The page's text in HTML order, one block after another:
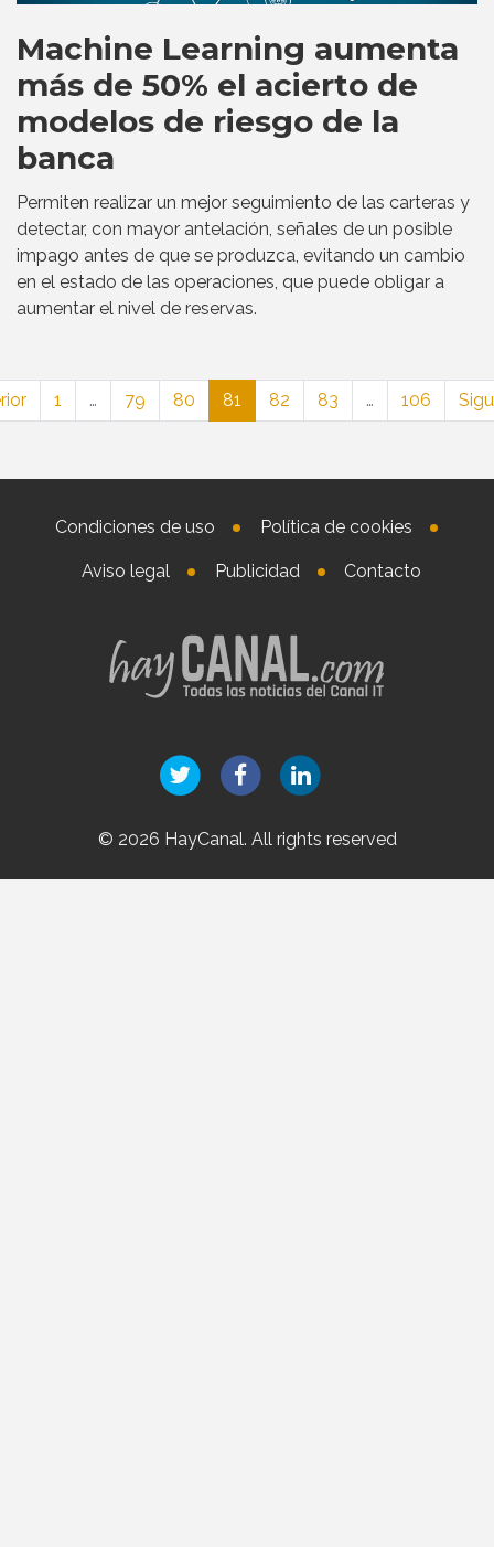
Machine Learning aumenta
más de 50% el acierto de
modelos de riesgo de la
banca
Permiten realizar un mejor seguimiento de las carteras y
detectar, con mayor antelación, señales de un posible
impago antes de que se produzca, evitando un cambio
en el estado de las operaciones, que puede obligar a
aumentar el nivel de reservas.
1 … 79 80 81 82 83 … 106
Condiciones de uso Política de cookies
Aviso legal Publicidad Contacto
© 2026 HayCanal. All rights reserved